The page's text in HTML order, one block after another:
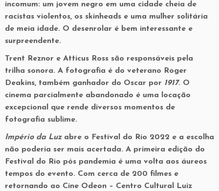
incomum: um jovem negro em uma cidade cheia de
racistas violentos, os skinheads e uma mulher solitária
de meia idade. O desenrolar é bem interessante e
surpreendente.
Trent Reznor e Atticus Ross são responsáveis pela
trilha sonora. A fotografia é do veterano Roger
Deakins, também ganhador do Oscar por 1917. O
cinema parcialmente abandonado é uma locação
excepcional que rende diversos momentos de
fotografia sublime.
Império da Luzabre o Festival do Rio 2022 e a escolha
não poderia ser mais acertada. A primeira edição do
Festival do Rio pós pandemia é uma volta aos áureos
tempos do evento. Com cerca de 200 filmes e
retornando ao Cine Odeon – Centro Cultural Luiz